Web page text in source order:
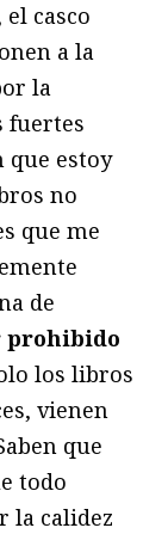
el casco
a la
la
fuertes
que estoy
no
que me
de
los libros
vienen
que
todo
la calidez